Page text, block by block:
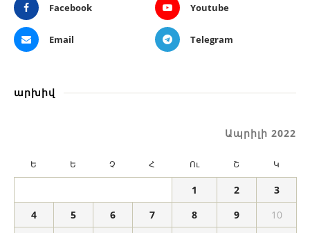
Facebook Youtube
Email Telegram
արխիվ
Ապրիլի 2022
Ե Ե Չ Հ Ու Շ Կ
1 2
3
4
5 6 7 8 9
10